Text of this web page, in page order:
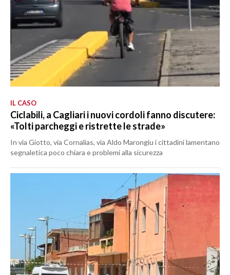
IL CASO
Ciclabili, a Cagliari i nuovi cordoli fanno discutere:
«Tolti parcheggi e ristrette le strade»
In via Giotto, via Cornalias, via Aldo Marongiu i cittadini lamentano
segnaletica poco chiara e problemi alla sicurezza